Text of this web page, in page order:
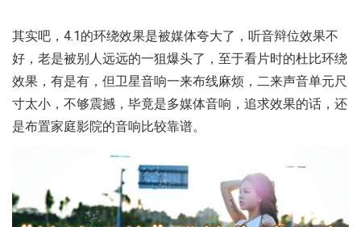
其实吧，4.1的环绕效果是被媒体夸大了，听音辩位效果不
好，老是被别人远远的一狙爆头了，至于看片时的杜比环绕
效果，有是有，但卫星音响一来布线麻烦，二来声音单元尺
寸太小，不够震撼，毕竟是多媒体音响，追求效果的话，还
是布置家庭影院的音响比较靠谱。